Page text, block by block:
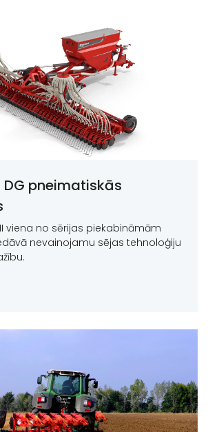
DG pneimatiskās
viena no sērijas piekabināmām
nevainojamu sējas tehnoloģiju